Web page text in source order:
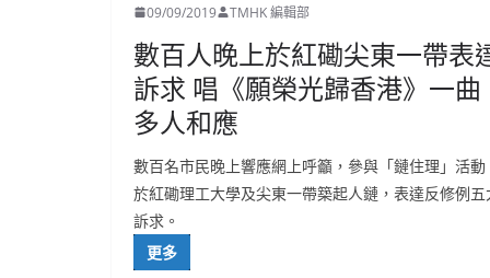
09/09/2019 TMHK 編輯部
數百人晚上於紅磡尖東一帶表
訴求 唱《願榮光歸香港》一曲
多人和應
數百名市民晚上響應網上呼籲，參與「鏈住理」活動
於紅磡理工大學及尖東一帶築起人鏈，表達反修例五
訴求。
更多